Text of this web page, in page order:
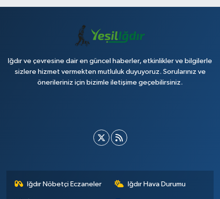
Iğdır ve çevresine dair en güncel haberler, etkinlikler ve bilgilerle
sizlere hizmet vermekten mutluluk duyuyoruz. Sorularınız ve
önerileriniz için bizimle iletişime geçebilirsiniz.
Iğdır Nöbetçi Eczaneler Iğdır Hava Durumu